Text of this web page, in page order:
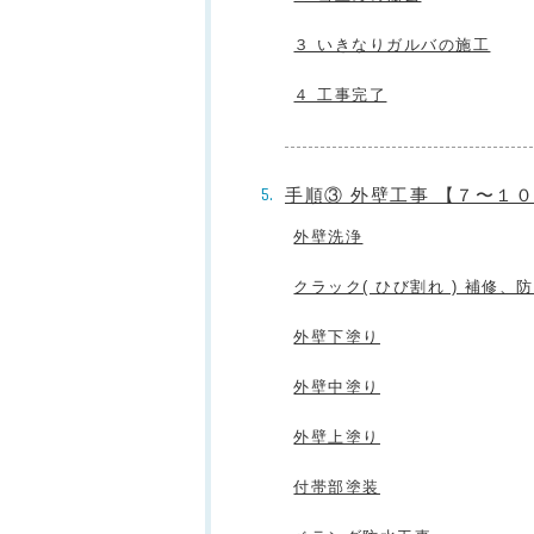
３ いきなりガルバの施工
４ 工事完了
手順③ 外壁工事 【７〜１０
外壁洗浄
クラック( ひび割れ ) 補修、
外壁下塗り
外壁中塗り
外壁上塗り
付帯部塗装